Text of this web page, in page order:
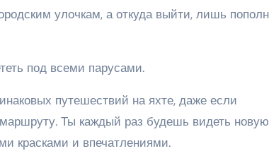
под всеми парусами.
путешествий на яхте, даже если
Ты каждый раз будешь видеть новую
красками и впечатлениями.